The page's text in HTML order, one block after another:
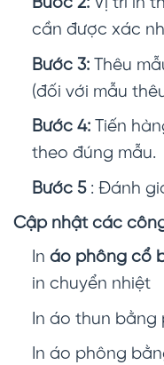
cần được xác
Bước 3:Thêu
(đối với mẫu
Bước 4:Tiến
theo đúng mẫu.
Bước 5: Đánh
Cập nhật các
In áo phông cổ
in chuyển nhiệt
In áo thun
In áo phông